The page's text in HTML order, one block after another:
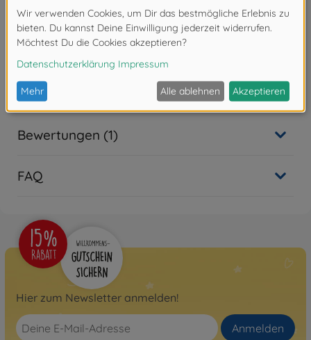
Produktdetails
Maßstab: 1:24
Bewertungen (1)
FAQ
Hier zum Newsletter anmelden!
Anmelden